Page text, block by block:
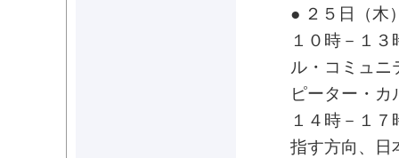
● ２５日（
１０時－１
ル・コミュニ
ピーター・
１４時－１
指す方向、日